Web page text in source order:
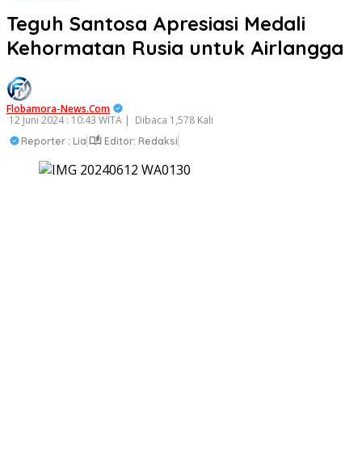
Teguh Santosa Apresiasi Medali
Kehormatan Rusia untuk Airlangga
Flobamora-News.Com
12 Juni 2024 : 10:43 WITA | Dibaca 1,578 Kali
Reporter : Lia Editor: Redaksi